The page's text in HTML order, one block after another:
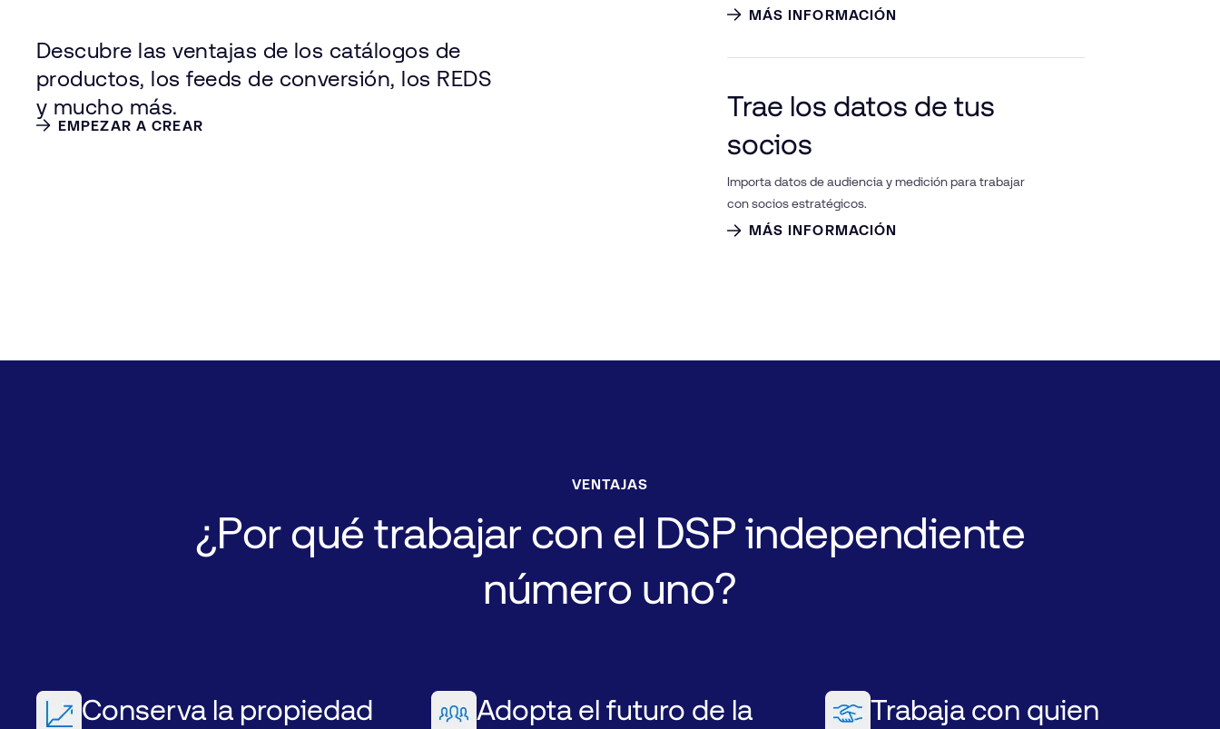
Descubre las ventajas de los catálogos de
productos, los feeds de conversión, los REDS
y mucho más.
EMPEZAR A CREAR
MÁS INFORMACIÓN
Trae los datos de tus
socios
Importa datos de audiencia y medición para trabajar
con socios estratégicos.
MÁS INFORMACIÓN
VENTAJAS
¿Por qué trabajar con el DSPindependiente
número uno?
Conserva la propiedad
Adopta el futuro de la
Trabaja con quien